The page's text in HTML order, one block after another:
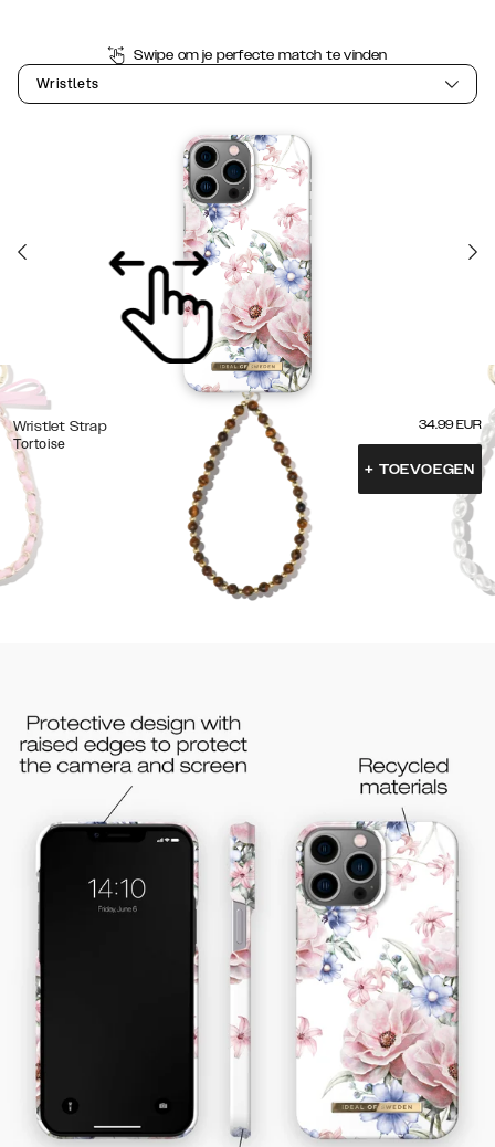
Swipe om je perfecte match te vinden
Wristlets
Wristlet Strap
Tortoise
34.99 EUR
+ TOEVOEGEN